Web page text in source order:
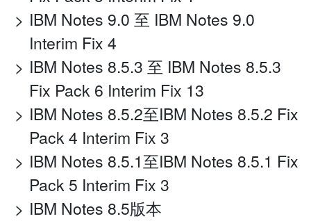
IBM Notes 9.0 至 IBM Notes 9.0
Interim Fix 4
IBM Notes 8.5.3 至 IBM Notes 8.5.3
Fix Pack 6 Interim Fix 13
IBM Notes 8.5.2至IBM Notes 8.5.2 Fix
Pack 4 Interim Fix 3
IBM Notes 8.5.1至IBM Notes 8.5.1 Fix
Pack 5 Interim Fix 3
IBM Notes 8.5版本